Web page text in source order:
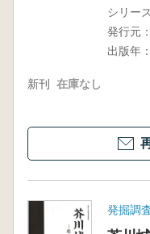
シリー
発行元：
出版年：
新刊 在庫なし
発掘調